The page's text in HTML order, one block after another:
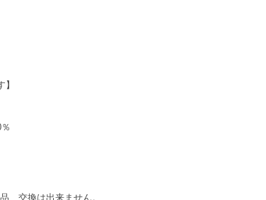
％
、交換は出来ません。